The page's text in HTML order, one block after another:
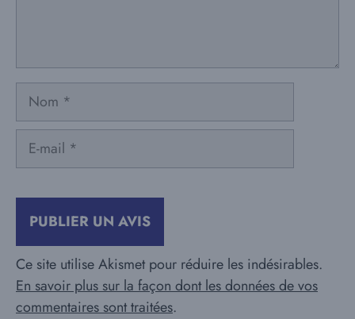
Nom
Ce site utilise Akismet pour réduire les indésirables.
En savoir plus sur la façon dont les données de vos
commentaires sont traitées.